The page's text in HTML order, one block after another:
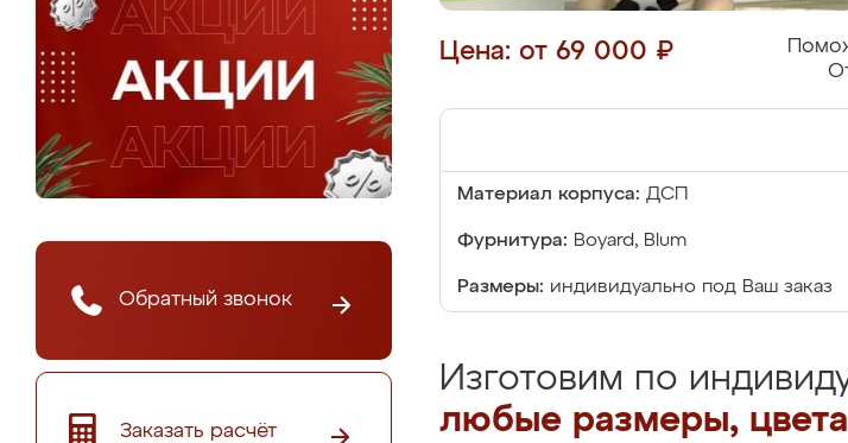
Обратный звонок
Заказать расчёт
Цена: от 69 000 ₽
Материал корпуса: ДСП
Фурнитура: Boyard, Blum
Размеры: индивидуально под Ваш заказ
Изготовим по
любые размеры,